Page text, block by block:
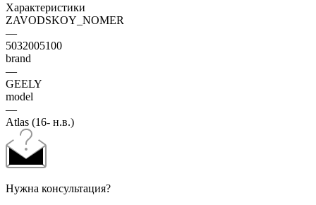
Характеристики
ZAVODSKOY_NOMER
—
5032005100
brand
—
GEELY
model
—
Atlas (16- н.в.)
Нужна консультация?